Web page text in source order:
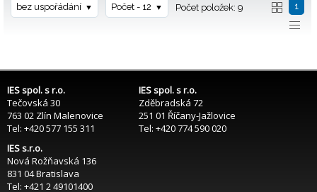
1
bez uspořádání Počet - 12 Počet položek: 9
IES spol. s r.o.
Tečovská 30
763 02 Zlín Malenovice
Tel: +420 577 155 311
IES spol. s r.o.
Zděbradská 72
251 01 Říčany-Jažlovice
Tel: +420 774 590 020
IES s.r.o.
Nová Rožňavská 136
831 04 Bratislava
Tel: +421 2 49101400